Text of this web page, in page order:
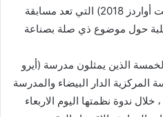
في مسابقة الطلبة (يوزير ستودنت أواردز 2018) التي تعد مسابقة
حول موضوع ذي صلة بصناعة
الذين يمثلون مدرسة (أيرو
المركزية الدار البيضاء والمدرسة
خلال ندوة نظمتها اليوم الاربعاء